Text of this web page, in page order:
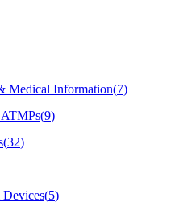
Medical Information(7)
(9)
(32)
(5)